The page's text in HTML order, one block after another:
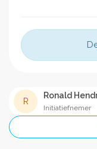
R
Ronald
Initiatiefnemer